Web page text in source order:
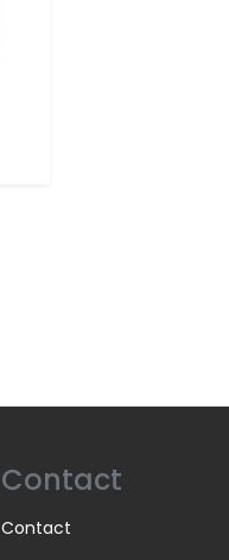
Contact
Contact